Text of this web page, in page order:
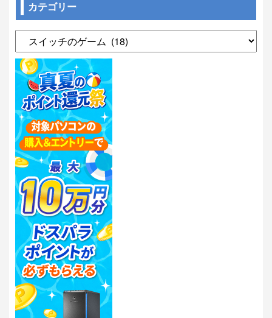
カテゴリー